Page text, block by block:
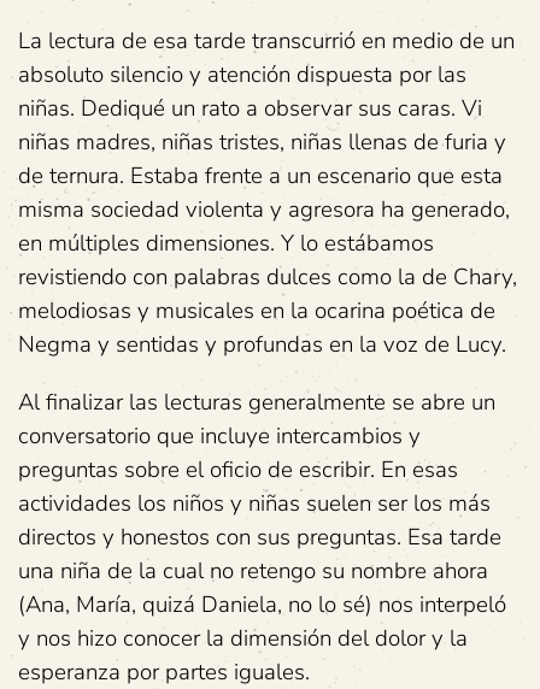
La lectura de esa tarde transcurrió en medio de un
absoluto silencio y atención dispuesta por las
niñas. Dediqué un rato a observar sus caras. Vi
niñas madres, niñas tristes, niñas llenas de furia y
de ternura. Estaba frente a un escenario que esta
misma sociedad violenta y agresora ha generado,
en múltiples dimensiones. Y lo estábamos
revistiendo con palabras dulces como la de Chary,
melodiosas y musicales en la ocarina poética de
Negma y sentidas y profundas en la voz de Lucy.
Al finalizar las lecturas generalmente se abre un
conversatorio que incluye intercambios y
preguntas sobre el oficio de escribir. En esas
actividades los niños y niñas suelen ser los más
directos y honestos con sus preguntas. Esa tarde
una niña de la cual no retengo su nombre ahora
(Ana, María, quizá Daniela, no lo sé) nos interpeló
y nos hizo conocer la dimensión del dolor y la
esperanza por partes iguales.